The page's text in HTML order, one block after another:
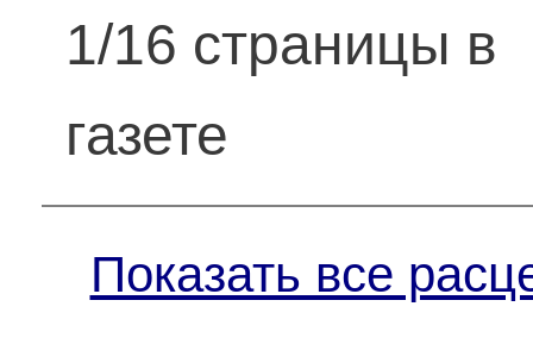
1/16 страницы в
газете
Показать все